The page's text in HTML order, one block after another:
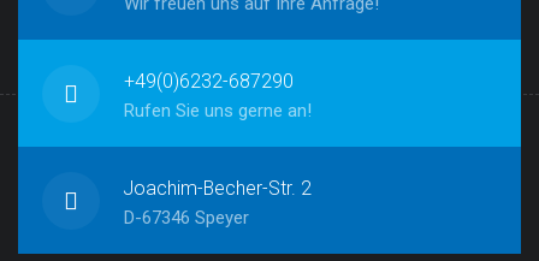
+49(0)6232-687290
Rufen Sie uns gerne an!
Joachim-Becher-Str. 2
D-67346 Speyer